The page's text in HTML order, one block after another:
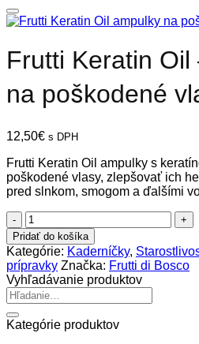
Frutti Keratin Oil
na poškodené
12,50€ s DPH
Frutti Keratin Oil ampulky s
poškodené vlasy, zlepšovať ich
pred slnkom, smogom a ďalšími
množstvo
Frutti
Keratin
Oil
-
ampulky
na
poškodené
vlasy
Pridať do košíka
Kategórie: Kaderníčky,
prípravky Značka: Frutti di Bosco
Vyhľadávanie produktov
Hľadať:
Kategórie produktov